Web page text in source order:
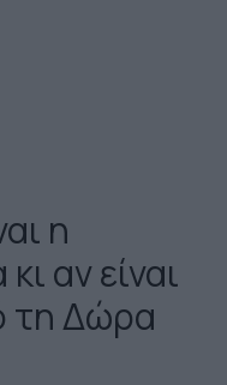
η
αν είναι
τη Δώρα